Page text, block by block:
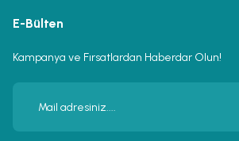
E-Bülten
Kampanya ve Fırsatlardan Haberdar Olun!